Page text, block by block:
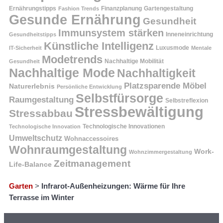
Ernährungstipps Fashion Trends Finanzplanung Gartengestaltung
Gesunde Ernährung Gesundheit
Gesundheitstipps Immunsystem stärken Inneneinrichtung
IT-Sicherheit Künstliche Intelligenz Luxusmode Mentale
Gesundheit Modetrends Nachhaltige Mobilität
Nachhaltige Mode Nachhaltigkeit
Naturerlebnis Persönliche Entwicklung Platzsparende Möbel
Raumgestaltung Selbstfürsorge Selbstreflexion
Stressabbau Stressbewältigung
Technologische Innovation Technologische Innovationen
Umweltschutz Wohnaccessoires
Wohnraumgestaltung Wohnzimmergestaltung Work-
Life-Balance Zeitmanagement
Garten > Infrarot-Außenheizungen: Wärme für Ihre
Terrasse im Winter